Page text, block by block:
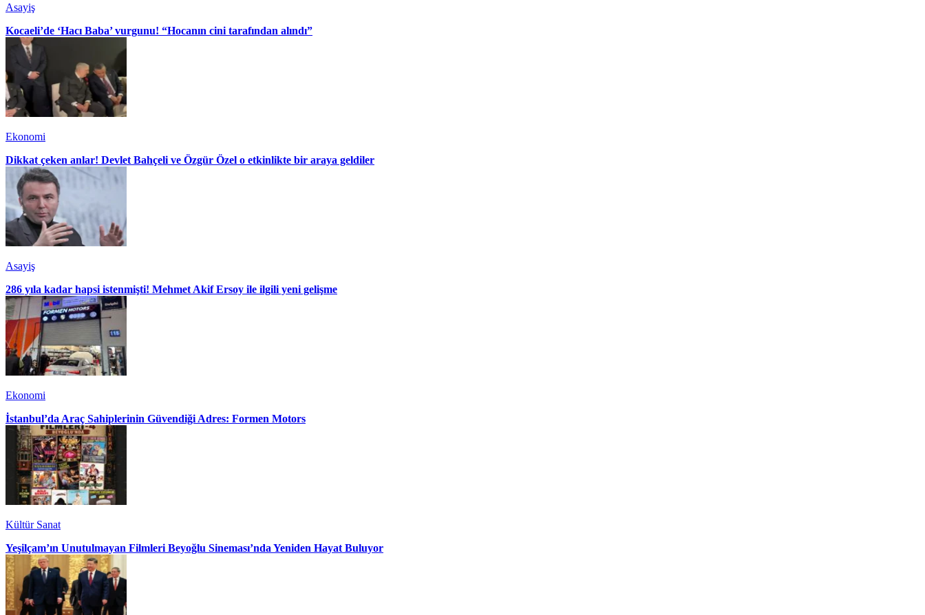
Asayiş
Kocaeli’de ‘Hacı Baba’ vurgunu! “Hocanın cini tarafından alındı”
Ekonomi
Dikkat çeken anlar! Devlet Bahçeli ve Özgür Özel o etkinlikte bir araya geldiler
Asayiş
286 yıla kadar hapsi istenmişti! Mehmet Akif Ersoy ile ilgili yeni gelişme
Ekonomi
İstanbul’da Araç Sahiplerinin Güvendiği Adres: Formen Motors
Kültür Sanat
Yeşilçam’ın Unutulmayan Filmleri Beyoğlu Sineması’nda Yeniden Hayat Buluyor